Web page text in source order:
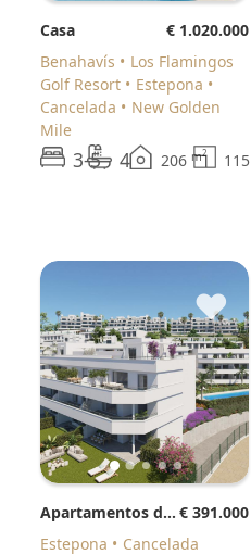
Casa
€ 1.020.000
Benahavís
Los Flamingos
Golf Resort
Estepona
Cancelada
New Golden
Mile
3-5 4 206 m2 115
♥
Apartamentos de planta baja
€ 391.000
Estepona
Cancelada